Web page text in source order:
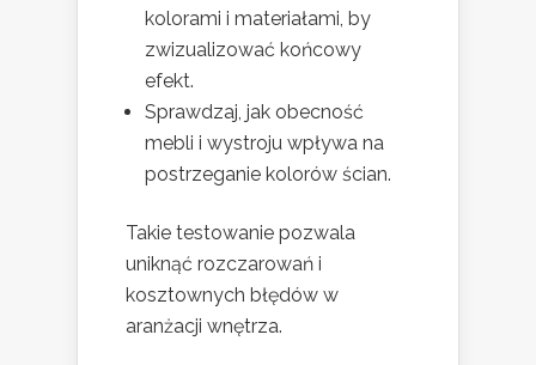
kolorami i materiałami, by
zwizualizować końcowy
efekt.
Sprawdzaj, jak obecność
mebli i wystroju wpływa na
postrzeganie kolorów ścian.
Takie testowanie pozwala
uniknąć rozczarowań i
kosztownych błędów w
aranżacji wnętrza.